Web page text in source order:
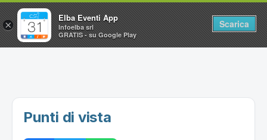
Home
Punti di vista
×
Elba Eventi App
Infoelba srl
GRATIS - su Google Play
Scarica